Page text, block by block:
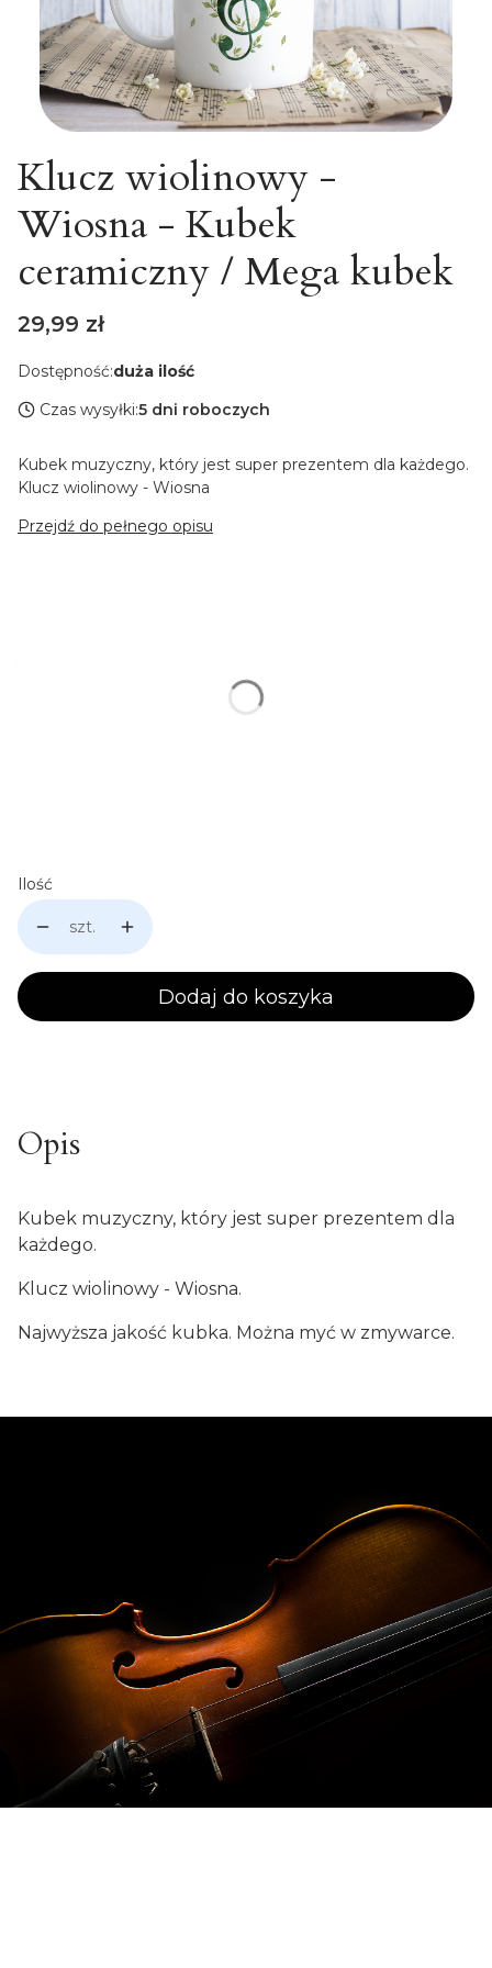
Klucz wiolinowy -
Wiosna - Kubek
ceramiczny / Mega kubek
Cena
29,99 zł
Dostępność:duża ilość
Czas wysyłki:5 dni roboczych
Kubek muzyczny, który jest super prezentem dla każdego.
Klucz wiolinowy - Wiosna
Przejdź do pełnego opisu
Ilość
szt.
Dodaj do koszyka
Opis
Kubek muzyczny, który jest super prezentem dla
każdego.
Klucz wiolinowy - Wiosna.
Najwyższa jakość kubka. Można myć w zmywarce.